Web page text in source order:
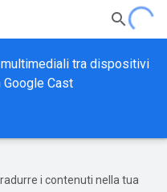
tra dispositivi
Cast
i contenuti nella tua